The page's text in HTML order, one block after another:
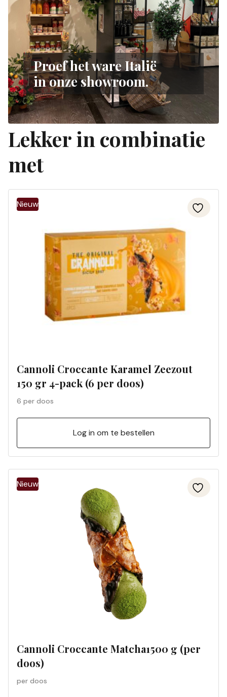
Proef het ware Italië
in onze showroom.
Lekker in combinatie
met
Cannoli Croccante Karamel Zeezout
150 gr 4-pack (6 per doos)
6 per doos
Log in om te bestellen
Cannoli Croccante Matcha1500 g (per
doos)
per doos